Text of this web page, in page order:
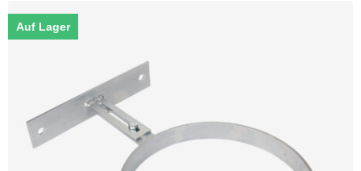
Auf Lager